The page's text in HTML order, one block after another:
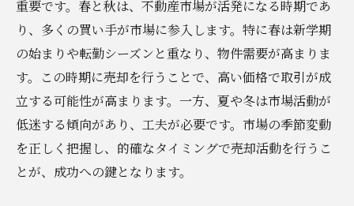
重要です。春と秋は、不動産市場が活発になる時期であ
り、多くの買い手が市場に参入します。特に春は新学期
の始まりや転勤シーズンと重なり、物件需要が高まりま
す。この時期に売却を行うことで、高い価格で取引が成
立する可能性が高まります。一方、夏や冬は市場活動が
低迷する傾向があり、工夫が必要です。市場の季節変動
を正しく把握し、的確なタイミングで売却活動を行うこ
とが、成功への鍵となります。